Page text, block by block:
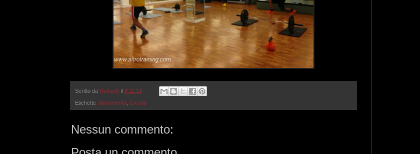
Scritto da Raffaele il 8.11.14
Etichette allenamento Circuiti
Nessun commento: